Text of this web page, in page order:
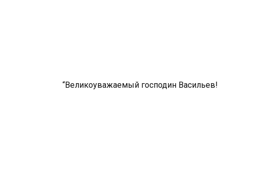
“Великоуважаемый господин Васильев!